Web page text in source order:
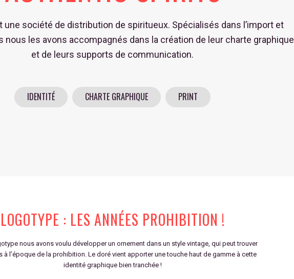
une société de distribution de spiritueux. Spécialisés dans l’import et
nous les avons accompagnés dans la création de leur charte graphique
et de leurs supports de communication.
IDENTITÉ CHARTE GRAPHIQUE PRINT
LOGOTYPE : LES ANNÉES PROHIBITION !
nous avons voulu développer un ornement dans un style vintage, qui peut trouver
à l’époque de la prohibition. Le doré vient apporter une touche haut de gamme à cette
identité graphique bien tranchée !